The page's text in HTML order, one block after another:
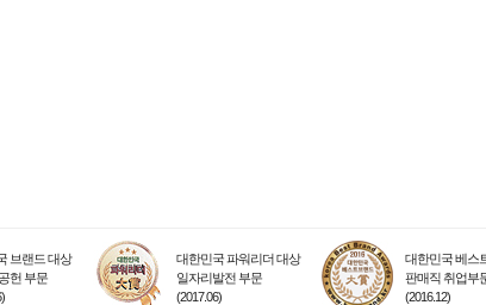
브랜드 대상
헌 부문
대한민국 파워리더 대상
일자리발전 부문
(2017.06)
대한민국 베스
판매직 취업부
(2016.12)